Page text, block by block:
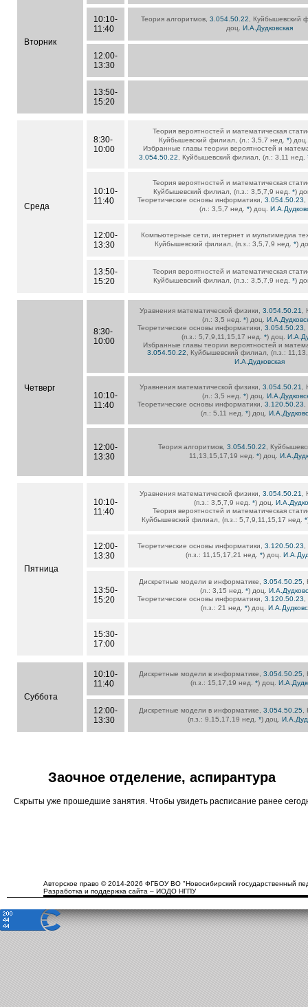
Вторник
10:10-
11:40
Теория алгоритмов, 3.054.50.22 , Куйбышевский
доц.И.А.Дудковская
12:00-
13:30
13:50-
15:20
Среда
8:30-
10:00
Теория вероятностей и математическая
Куйбышевский филиал, (л.: 3,5,7 нед.*)
Избранные главы теории вероятностей и
3.054.50.22 , Куйбышевский филиал, (л.: 3,11 нед.
10:10-
11:40
Теория вероятностей и математическая
Куйбышевский филиал, (п.з.: 3,5,7,9 нед.*)
Теоретические основы информатики, 3.054.50.23
(л.: 3,5,7 нед. *) доц.
12:00-
13:30
Компьютерные сети, интернет и мультимедиа
Куйбышевский филиал, (п.з.: 3,5,7,9 нед.*)
13:50-
15:20
Теория вероятностей и математическая
Куйбышевский филиал, (п.з.: 3,5,7,9 нед.*)
Четверг
8:30-
10:00
Уравнения математической физики, 3.054.50.21
(л.: 3,5 нед.*) доц.
Теоретические основы информатики, 3.054.50.23
(п.з.: 5,7,9,11,15,17 нед.*) доц.
Избранные главы теории вероятностей и
3.054.50.22 , Куйбышевский филиал, (п.з.:
И.А.Дудковская
10:10-
11:40
Уравнения математической физики, 3.054.50.21
(л.: 3,5 нед.*) доц.
Теоретические основы информатики, 3.120.50.23
(л.: 5,11 нед. *) доц.
12:00-
13:30
Теория алгоритмов, 3.054.50.22 ,
11,13,15,17,19 нед.*) доц.
Пятница
10:10-
11:40
Уравнения математической физики, 3.054.50.21
(п.з.: 3,5,7,9 нед. *) доц.
Теория вероятностей и математическая
Куйбышевский филиал, (п.з.: 5,7,9,11,15,17 нед. *
12:00-
13:30
Теоретические основы информатики, 3.120.50.23
(п.з.: 11,15,17,21 нед.*) доц.
13:50-
15:20
Дискретные модели в информатике, 3.054.50.25
(л.: 3,15 нед.*) доц.
Теоретические основы информатики, 3.120.50.23
(п.з.: 21 нед.*) доц.
15:30-
17:00
Суббота
10:10-
11:40
Дискретные модели в информатике, 3.054.50.25
(п.з.: 15,17,19 нед.*) доц.
12:00-
13:30
Дискретные модели в информатике, 3.054.50.25
(п.з.: 9,15,17,19 нед. *) доц.
Заочное отделение, аспирантура
Скрыты уже прошедшие занятия. Чтобы увидеть расписание ранее
Авторское право © 2014-2026 ФГБОУ ВО "Новосибирский государственный
Разработка и поддержка сайта – ИОДО НГПУ